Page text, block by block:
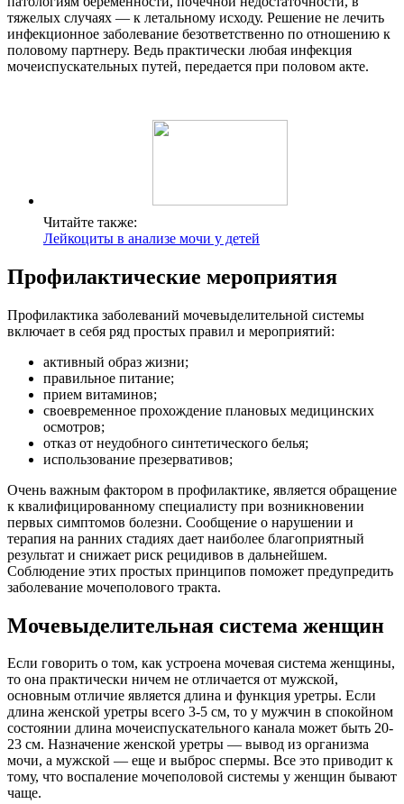
тяжелых случаях — к летальному исходу. Решение не лечить
инфекционное заболевание безответственно по отношению к
половому партнеру. Ведь практически любая инфекция
мочеиспускательных путей, передается при половом акте.
Читайте также:
Лейкоциты в анализе мочи у детей
Профилактические мероприятия
Профилактика заболеваний мочевыделительной системы
включает в себя ряд простых правил и мероприятий:
активный образ жизни;
правильное питание;
прием витаминов;
своевременное прохождение плановых медицинских
осмотров;
отказ от неудобного синтетического белья;
использование презервативов;
Очень важным фактором в профилактике, является обращение
к квалифицированному специалисту при возникновении
первых симптомов болезни. Сообщение о нарушении и
терапия на ранних стадиях дает наиболее благоприятный
результат и снижает риск рецидивов в дальнейшем.
Соблюдение этих простых принципов поможет предупредить
заболевание мочеполового тракта.
Мочевыделительная система женщин
Если говорить о том, как устроена мочевая система женщины,
то она практически ничем не отличается от мужской,
основным отличие является длина и функция уретры. Если
длина женской уретры всего 3-5 см, то у мужчин в спокойном
состоянии длина мочеиспускательного канала может быть 20-
23 см. Назначение женской уретры — вывод из организма
мочи, а мужской — еще и выброс спермы. Все это приводит к
тому, что воспаление мочеполовой системы у женщин бывают
чаще.